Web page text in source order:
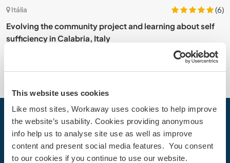
This website uses cookies
Like most sites, Workaway uses cookies to help improve
the website’s usability. Cookies providing anonymous
info help us to analyse site use as well as improve
content and present social media features. You consent
to our cookies if you continue to use our website.
Itália
(6)
Evolving the community project and learning about self
sufficiency in Calabria, Italy
Sua próxima Aventura começa hoje
Junte-se à comunidade Workaway hoje mesmo para
descobrir experiências de viagem únicas com mais de